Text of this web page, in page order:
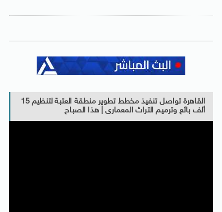
القاهرة تواصل تنفيذ مخطط تطوير منطقة العتبة لتنظيم 15
ألف بائع وترميم التراث المعمارى | هذا الصباح